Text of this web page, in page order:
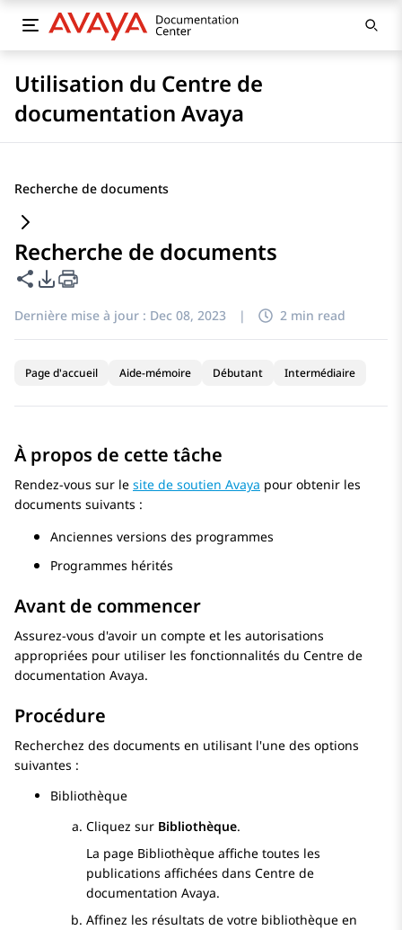
Utilisation du Centre de
documentation Avaya
Recherche de documents
Recherche de documents
Partager cette page
Options d'exportation PDF
Dernière mise à jour : Dec 08, 2023 | 2 min read
Page d'accueil Aide-mémoire Débutant Intermédiaire
À propos de cette tâche
Rendez-vous sur le site de soutien Avaya pour obtenir les
documents suivants :
Anciennes versions des programmes
Programmes hérités
Avant de commencer
Assurez-vous d'avoir un compte et les autorisations
appropriées pour utiliser les fonctionnalités du Centre de
documentation Avaya.
Procédure
Recherchez des documents en utilisant l'une des options
suivantes :
Bibliothèque
Cliquez sur Bibliothèque.
La page Bibliothèque affiche toutes les
publications affichées dans Centre de
documentation Avaya.
Affinez les résultats de votre bibliothèque en